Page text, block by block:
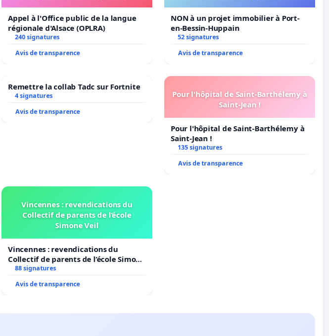
Appel à l'Office public de la langue
régionale d'Alsace (OPLRA)
240 signatures
Avis de transparence
NON à un projet immobilier à Port-
en-Bessin-Huppain
52 signatures
Avis de transparence
Remettre la collab Tadc sur Fortnite
4 signatures
Avis de transparence
Pour l'hôpital de Saint-Barthélemy à
Saint-Jean !
Pour l'hôpital de Saint-Barthélemy à
Saint-Jean !
135 signatures
Avis de transparence
Vincennes : revendications du
Collectif de parents de l’école
Simone Veil
Vincennes : revendications du
Collectif de parents de l’école Simone
Veil
88 signatures
Avis de transparence